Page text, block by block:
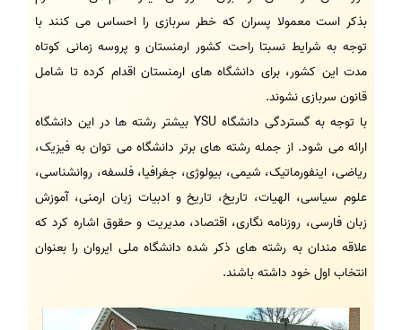
بذکر است معمولا پسران که خطر سربازی را احساس می کنند با
توجه به شرایط نسبتا راحت کشور ارمنستان و پروسه زمانی کوتاه
مدت این کشور، برای دانشگاه های ارمنستان اقدام کرده تا شامل
قانون سربازی نشوند.
با توجه به گستردگی دانشگاه YSU بیشتر رشته ها در این دانشگاه
ارائه می شود. از جمله رشته های برتر دانشگاه می توان به فیزیک،
ریاضی، اینفورماتیک، شیمی، بیولوژی، جغرافیا، فلسفه، روانشناسی،
علوم سیاسی، الهیات، تاریخ، تاریخ و ادبیات زبان ارمنی، آموزش
زبان فارسی، روزنامه نگاری، اقتصاد، مدیریت و حقوق اشاره کرد که
علاقه مندان به رشته های ذکر شده دانشگاه ملی ایروان را بعنوان
انتخاب اول خود داشته باشند.